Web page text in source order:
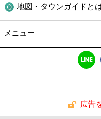
地図・タウンガイドと
メニュー
広告